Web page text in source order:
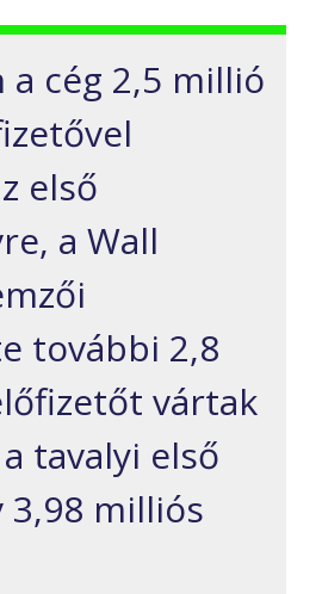
a cég 2,5 millió
első
a Wall
további 2,8
vártak
tavalyi első
3,98 milliós